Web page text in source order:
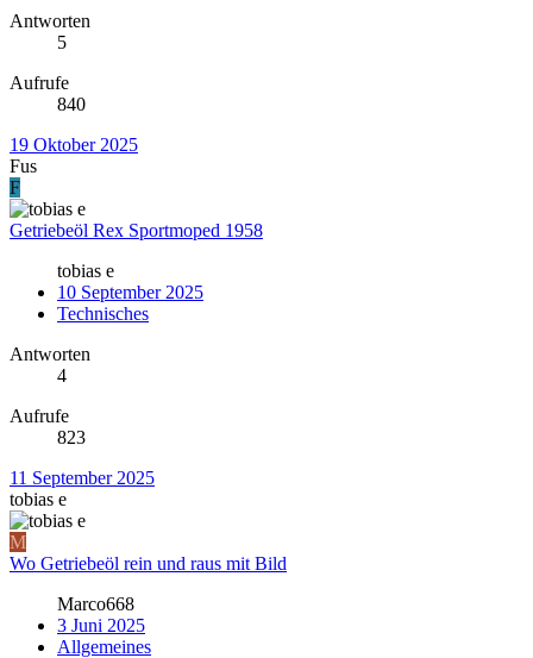
Antworten
5
Aufrufe
840
19 Oktober 2025
Fus
F
Getriebeöl Rex Sportmoped 1958
tobias e
10 September 2025
Technisches
Antworten
4
Aufrufe
823
11 September 2025
tobias e
M
Wo Getriebeöl rein und raus mit Bild
Marco668
3 Juni 2025
Allgemeines